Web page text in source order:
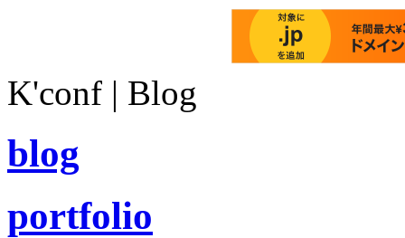
K'conf | Blog
blog
portfolio